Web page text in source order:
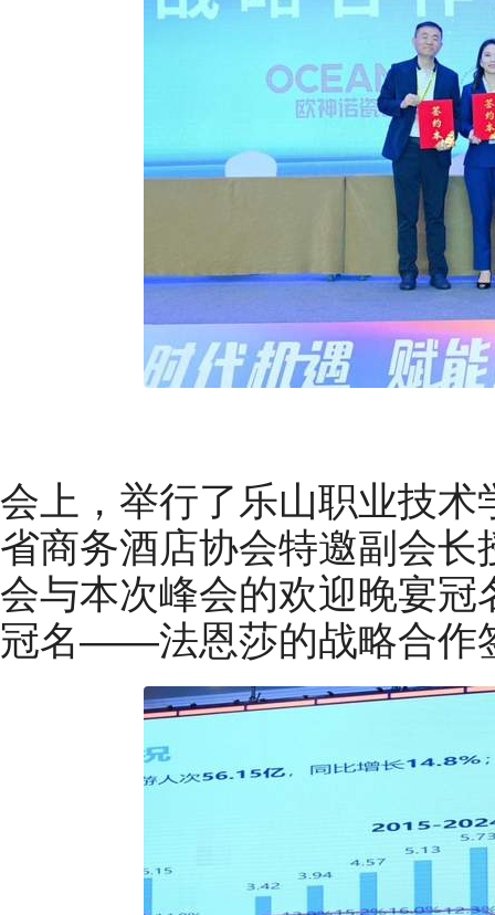
会上，举行了乐山职业技
省商务酒店协会特邀副会
会与本次峰会的欢迎晚宴
冠名——法恩莎的战略合作